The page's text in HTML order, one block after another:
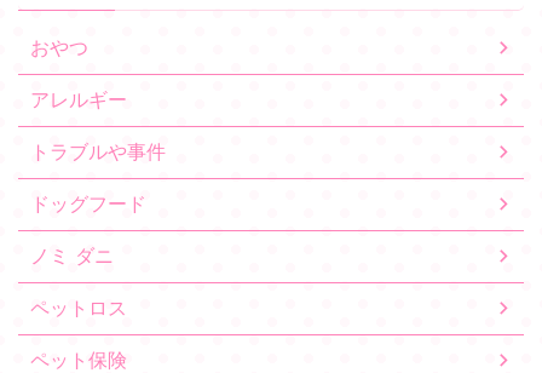
おやつ
アレルギー
トラブルや事件
ドッグフード
ノミ ダニ
ペットロス
ペット保険